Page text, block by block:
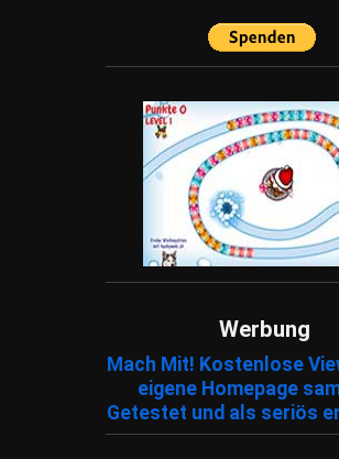
Werbung
Mach Mit! Kostenlose
eigene Homepage
Getestet und als seriös